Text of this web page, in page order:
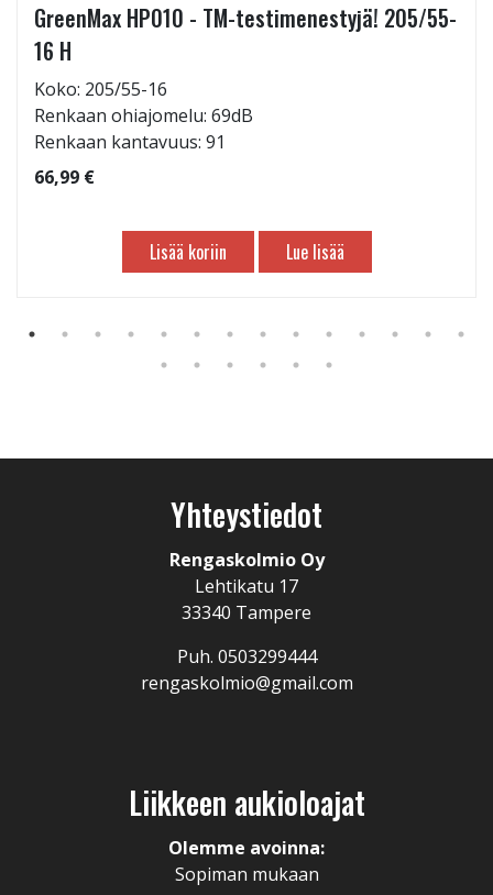
GreenMax HP010 - TM-testimenestyjä! 205/55-
16 H
Koko: 205/55-16
Renkaan ohiajomelu: 69dB
Renkaan kantavuus: 91
66,99 €
Lisää koriin Lue lisää
Yhteystiedot
Rengaskolmio Oy
Lehtikatu 17
33340 Tampere
Puh. 0503299444
rengaskolmio@gmail.com
Liikkeen aukioloajat
Olemme avoinna:
Sopiman mukaan